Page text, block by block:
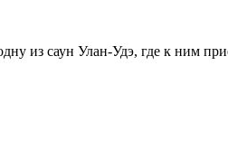
из саун Улан-Удэ, где к ним